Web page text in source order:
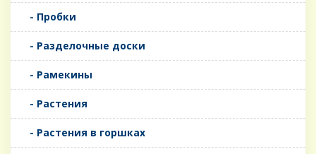
- Пробки
- Разделочные доски
- Рамекины
- Растения
- Растения в горшках